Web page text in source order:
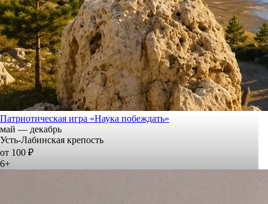
Патриотическая игра «Наука побеждать»
май — декабрь
Усть-Лабинская крепость
от 100 ₽
6+